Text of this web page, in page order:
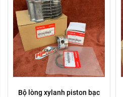
Bộ lòng xylanh piston bạc